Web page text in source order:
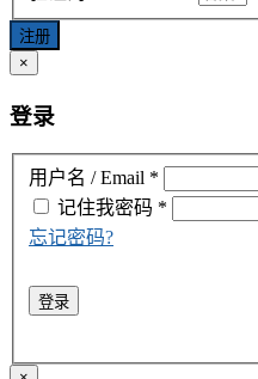
注册
×
登录
用户名 / Email *
密码 *
记住我
忘记密码?
登录